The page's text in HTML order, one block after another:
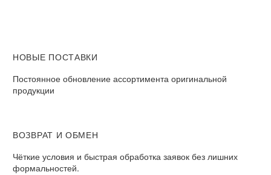
НОВЫЕ ПОСТАВКИ
Постоянное обновление ассортимента оригинальной
продукции
ВОЗВРАТ И ОБМЕН​
Чёткие условия и быстрая обработка заявок без лишних
формальностей.​